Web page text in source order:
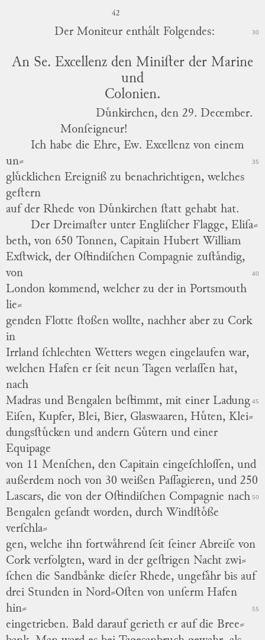
42
Der Moniteur enthaͤlt Folgendes: 30
An Se. Excellenz den Miniſter der Marine
und
Colonien.
Duͤnkirchen, den 29. December.
Monſeigneur!
Ich habe die Ehre, Ew. Excellenz von einem
un⸗ 35
gluͤcklichen Ereigniß zu benachrichtigen, welches
geſtern
auf der Rhede von Duͤnkirchen ſtatt gehabt hat.
Der Dreimaſter unter Engliſcher Flagge, Eliſa⸗
beth, von 650 Tonnen, Capitain Hubert William
Exſtwick, der Oſtindiſchen Compagnie zuſtaͤndig,
von
40
London kommend, welcher zu der in Portsmouth
lie⸗
genden Flotte ſtoßen wollte, nachher aber zu Cork
in
Irrland ſchlechten Wetters wegen eingelaufen war,
welchen Hafen er ſeit neun Tagen verlaſſen hat,
nach
Madras und Bengalen beſtimmt, mit einer Ladung 45
Eiſen, Kupfer, Blei, Bier, Glaswaaren, Huͤten, Klei⸗
dungsſtuͤcken und andern Guͤtern und einer
Equipage
von 11 Menſchen, den Capitain eingeſchloſſen, und
außerdem noch von 30 weißen Paſſagieren, und 250
Lascars, die von der Oſtindiſchen Compagnie nach 50
Bengalen geſandt worden, durch Windſtoͤße
verſchla⸗
gen, welche ihn fortwaͤhrend ſeit ſeiner Abreiſe von
Cork verfolgten, ward in der geſtrigen Nacht zwi⸗
ſchen die Sandbaͤnke dieſer Rhede, ungefaͤhr bis auf
drei Stunden in Nord⸗Oſten von unſerm Hafen
hin⸗ 55
eingetrieben. Bald darauf gerieth er auf die Bree⸗